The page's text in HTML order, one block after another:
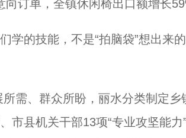
向订单，全镇休闲椅出口额增长
的技能，不是“拍脑袋”想出来
、群众所盼，丽水分类制定乡
市县机关干部13项“专业攻坚能